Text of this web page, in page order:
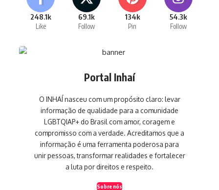
248.1k
Like
69.1k
Follow
134k
Pin
54.3k
Follow
Portal Inhaí
O INHAÍ nasceu com um propósito claro: levar
informação de qualidade para a comunidade
LGBTQIAP+ do Brasil com amor, coragem e
compromisso com a verdade. Acreditamos que a
informação é uma ferramenta poderosa para
unir pessoas, transformar realidades e fortalecer
a luta por direitos e respeito.
Sobre nós